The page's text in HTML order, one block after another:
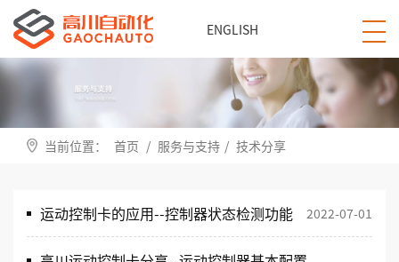
ENGLISH
当前位置： 首页 / 服务与支持 / 技术分享
运动控制卡的应用--控制器状态检测功能 2022-07-01